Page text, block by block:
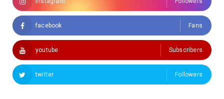
facebook Fans
youtube Subscribers
twitter Followers